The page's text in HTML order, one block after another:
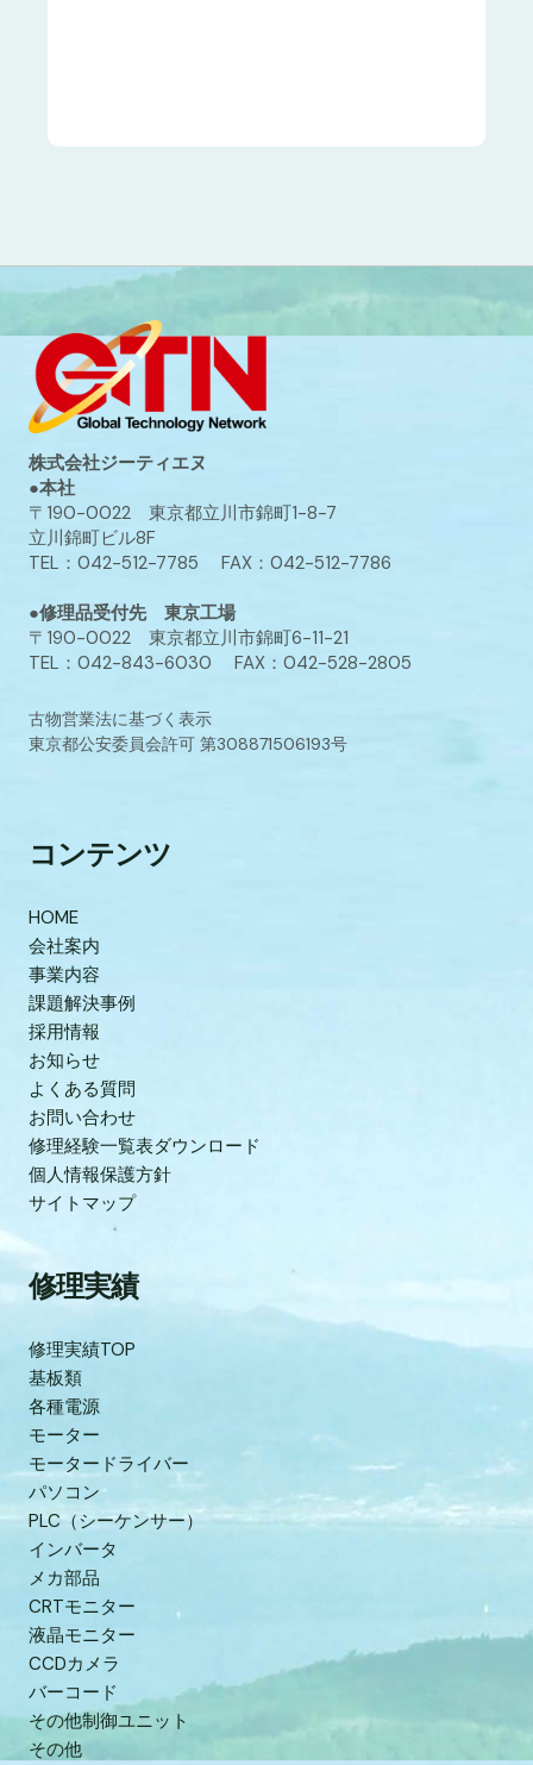
株式会社ジーティエヌ
●本社
〒190-0022 東京都立川市錦町1-8-7
立川錦町ビル8F
TEL：042-512-7785 FAX：042-512-7786
●修理品受付先 東京工場
〒190-0022 東京都立川市錦町6-11-21
TEL：042-843-6030 FAX：042-528-2805
古物営業法に基づく表示
東京都公安委員会許可 第308871506193号
コンテンツ
HOME
会社案内
事業内容
課題解決事例
採用情報
お知らせ
よくある質問
お問い合わせ
修理経験一覧表ダウンロード
個人情報保護方針
サイトマップ
修理実績
修理実績TOP
基板類
各種電源
モーター
モータードライバー
パソコン
PLC（シーケンサー）
インバータ
メカ部品
CRTモニター
液晶モニター
CCDカメラ
バーコード
その他制御ユニット
その他